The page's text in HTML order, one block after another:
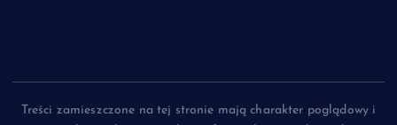
Treści zamieszczone na tej stronie mają charakter poglądowy i